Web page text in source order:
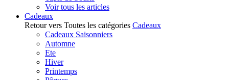
Voir tous les articles
Cadeaux
Retour vers Toutes les catégories Cadeaux
Cadeaux Saisonniers
Automne
Ete
Hiver
Printemps